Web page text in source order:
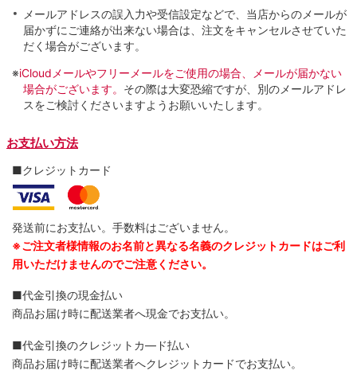
メールアドレスの誤入力や受信設定などで、当店からのメールが
届かずにご連絡が出来ない場合は、注文をキャンセルさせていた
だく場合がございます。
※iCloudメールやフリーメールをご使用の場合、メールが届かない
場合がございます。 その際は大変恐縮ですが、別のメールアドレ
スをご検討くださいますようお願いいたします。
お支払い方法
■クレジットカード
発送前にお支払い。手数料はございません。
※ご注文者様情報のお名前と異なる名義のクレジットカードはご利
用いただけませんのでご注意ください。
■代金引換の現金払い
商品お届け時に配送業者へ現金でお支払い。
■代金引換のクレジットカ―ド払い
商品お届け時に配送業者へクレジットカードでお支払い。